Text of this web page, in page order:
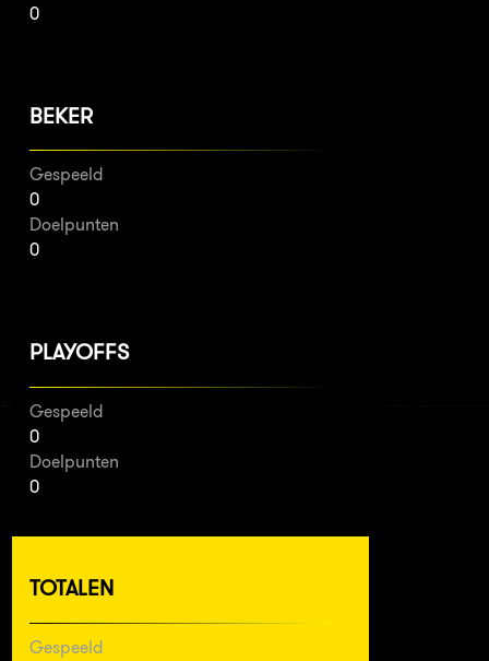
0
BEKER
Gespeeld
0
Doelpunten
0
PLAYOFFS
Gespeeld
0
Doelpunten
0
TOTALEN
Gespeeld